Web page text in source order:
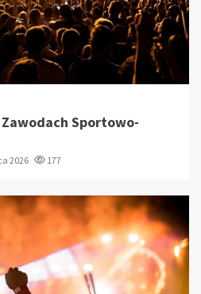
Sportowo-
2026 177